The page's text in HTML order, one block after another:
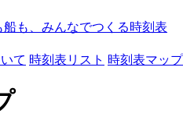
船も、みんなでつくる時刻表
て 時刻表リスト 時刻表マップ